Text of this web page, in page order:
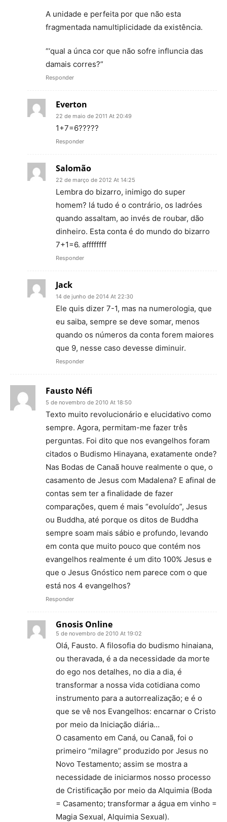
A unidade e perfeita por que não esta
fragmentada namultiplicidade da existência.
“‘qual a únca cor que não sofre influncia das
damais corres?”
Responder
Everton
22 de maio de 2011 At 20:49
1+7=6?????
Responder
Salomão
22 de março de 2012 At 14:25
Lembra do bizarro, inimigo do super
homem? lá tudo é o contrário, os ladróes
quando assaltam, ao invés de roubar, dão
dinheiro. Esta conta é do mundo do bizarro
7+1=6. affffffff
Responder
Jack
14 de junho de 2014 At 22:30
Ele quis dizer 7-1, mas na numerologia, que
eu saiba, sempre se deve somar, menos
quando os números da conta forem maiores
que 9, nesse caso devesse diminuir.
Responder
Fausto Néfi
5 de novembro de 2010 At 18:50
Texto muito revolucionário e elucidativo como
sempre. Agora, permitam-me fazer três
perguntas. Foi dito que nos evangelhos foram
citados o Budismo Hinayana, exatamente onde?
Nas Bodas de Canaã houve realmente o que, o
casamento de Jesus com Madalena? E afinal de
contas sem ter a finalidade de fazer
comparações, quem é mais “evoluído”, Jesus
ou Buddha, até porque os ditos de Buddha
sempre soam mais sábio e profundo, levando
em conta que muito pouco que contém nos
evangelhos realmente é um dito 100% Jesus e
que o Jesus Gnóstico nem parece com o que
está nos 4 evangelhos?
Responder
Gnosis Online
5 de novembro de 2010 At 19:02
Olá, Fausto. A filosofia do budismo hinaiana,
ou theravada, é a da necessidade da morte
do ego nos detalhes, no dia a dia, é
transformar a nossa vida cotidiana como
instrumento para a autorrealização; e é o
que se vê nos Evangelhos: encarnar o Cristo
por meio da Iniciação diária…
O casamento em Caná, ou Canaã, foi o
primeiro “milagre” produzido por Jesus no
Novo Testamento; assim se mostra a
necessidade de iniciarmos nosso processo
de Cristificação por meio da Alquimia (Boda
= Casamento; transformar a água em vinho =
Magia Sexual, Alquimia Sexual).